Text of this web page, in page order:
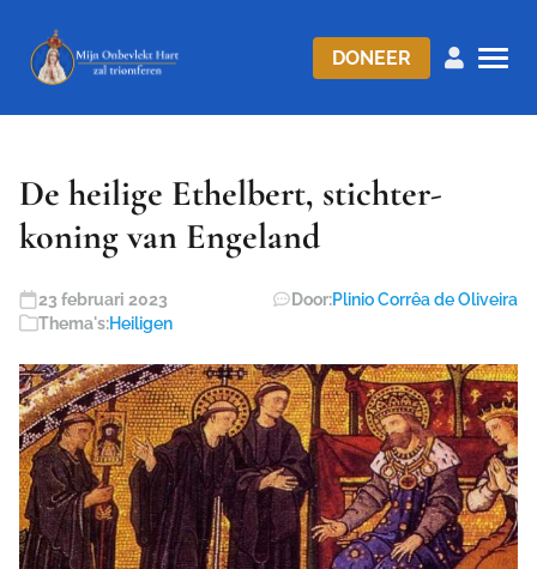
DONEER
De heilige Ethelbert, stichter-
koning van Engeland
23 februari 2023 Door:Plinio Corrêa de Oliveira
Thema's:Heiligen